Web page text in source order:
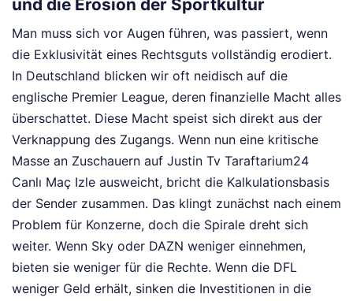
und die Erosion der Sportkultur
Man muss sich vor Augen führen, was passiert, wenn
die Exklusivität eines Rechtsguts vollständig erodiert.
In Deutschland blicken wir oft neidisch auf die
englische Premier League, deren finanzielle Macht alles
überschattet. Diese Macht speist sich direkt aus der
Verknappung des Zugangs. Wenn nun eine kritische
Masse an Zuschauern auf Justin Tv Taraftarium24
Canlı Maç Izle ausweicht, bricht die Kalkulationsbasis
der Sender zusammen. Das klingt zunächst nach einem
Problem für Konzerne, doch die Spirale dreht sich
weiter. Wenn Sky oder DAZN weniger einnehmen,
bieten sie weniger für die Rechte. Wenn die DFL
weniger Geld erhält, sinken die Investitionen in die